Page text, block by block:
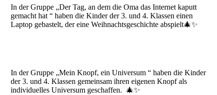
In der Gruppe „Der Tag, an dem die Oma das Internet kaputt
gemacht hat “ haben die Kinder der 3. und 4. Klassen einen
Laptop gebastelt, der eine Weihnachtsgeschichte abspielt🎄✨
In der Gruppe „Mein Knopf, ein Universum “ haben die Kinder
der 3. und 4. Klassen gemeinsam ihren eigenen Knopf als
individuelles Universum geschaffen. 🎄✨